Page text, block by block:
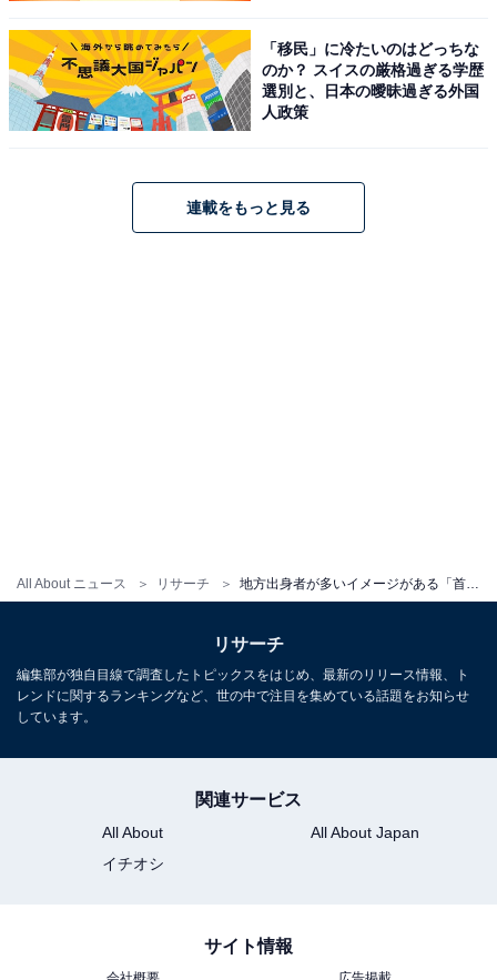
All About ニュース リサーチ 地方出身者が多いイメージがある「首都圏の鉄道路線」ランキング！ 2位「埼京線」、1位は？【2023年調査】
「移民」に冷たいのはどっちな
のか？ スイスの厳格過ぎる学歴
選別と、日本の曖昧過ぎる外国
人政策
連載をもっと見る
リサーチ
編集部が独自目線で調査したトピックスをはじめ、最新のリリース情報、ト
レンドに関するランキングなど、世の中で注目を集めている話題をお知らせ
しています。
関連サービス
All About
All About Japan
イチオシ
サイト情報